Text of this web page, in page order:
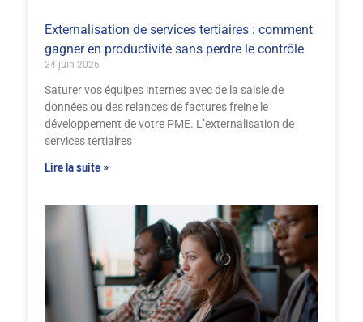
Externalisation de services tertiaires : comment
gagner en productivité sans perdre le contrôle
24 juin 2026
Saturer vos équipes internes avec de la saisie de
données ou des relances de factures freine le
développement de votre PME. L’externalisation de
services tertiaires
Lire la suite »